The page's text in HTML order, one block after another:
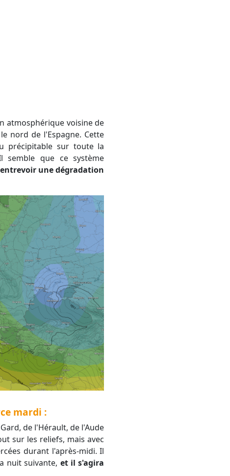
nord de l'Espagne. Cette
précipitable sur toute la
semble que ce système
une dégradation
mardi :
sur les reliefs, mais avec
durant l'après-midi. Il
nuit suivante, et il s'agira